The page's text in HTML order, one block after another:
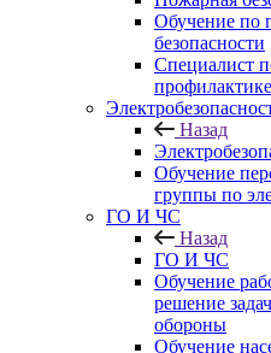
Обучение по
безопасности
Специалист
профилактике
Назад
Обучение
группы по
ГО И ЧС
Назад
ГО И ЧС
Обучение
решение
обороны
Обучение